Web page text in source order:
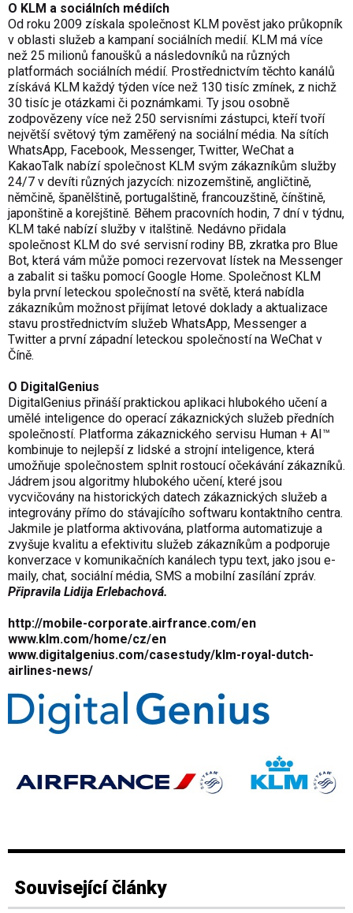
O KLM a sociálních médiích
Od roku 2009 získala společnost KLM pověst jako průkopník
v oblasti služeb a kampaní sociálních medií. KLM má více
než 25 milionů fanoušků a následovníků na různých
platformách sociálních médií. Prostřednictvím těchto kanálů
získává KLM každý týden více než 130 tisíc zmínek, z nichž
30 tisíc je otázkami či poznámkami. Ty jsou osobně
zodpovězeny více než 250 servisními zástupci, kteří tvoří
největší světový tým zaměřený na sociální média. Na sítích
WhatsApp, Facebook, Messenger, Twitter, WeChat a
KakaoTalk nabízí společnost KLM svým zákazníkům služby
24/7 v devíti různých jazycích: nizozemštině, angličtině,
němčině, španělštině, portugalštině, francouzštině, čínštině,
japonštině a korejštině. Během pracovních hodin, 7 dní v týdnu,
KLM také nabízí služby v italštině. Nedávno přidala
společnost KLM do své servisní rodiny BB, zkratka pro Blue
Bot, která vám může pomoci rezervovat lístek na Messenger
a zabalit si tašku pomocí Google Home. Společnost KLM
byla první leteckou společností na světě, která nabídla
zákazníkům možnost přijímat letové doklady a aktualizace
stavu prostřednictvím služeb WhatsApp, Messenger a
Twitter a první západní leteckou společností na WeChat v
Číně.
O DigitalGenius
DigitalGenius přináší praktickou aplikaci hlubokého učení a
umělé inteligence do operací zákaznických služeb předních
společností. Platforma zákaznického servisu Human + AI™
kombinuje to nejlepší z lidské a strojní inteligence, která
umožňuje společnostem splnit rostoucí očekávání zákazníků.
Jádrem jsou algoritmy hlubokého učení, které jsou
vycvičovány na historických datech zákaznických služeb a
integrovány přímo do stávajícího softwaru kontaktního centra.
Jakmile je platforma aktivována, platforma automatizuje a
zvyšuje kvalitu a efektivitu služeb zákazníkům a podporuje
konverzace v komunikačních kanálech typu text, jako jsou e-
maily, chat, sociální média, SMS a mobilní zasílání zpráv.
Připravila Lidija Erlebachová.
http://mobile-corporate.airfrance.com/en
www.klm.com/home/cz/en
www.digitalgenius.com/casestudy/klm-royal-dutch-
airlines-news/
Související články